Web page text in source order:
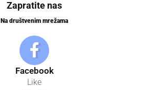
Zapratite nas
Na društvenim mrežama
Facebook
Like